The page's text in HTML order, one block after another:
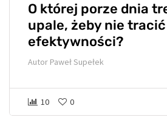
O której porze dnia
upale, żeby nie tracić
efektywności?
Autor Paweł Supełek
10 0